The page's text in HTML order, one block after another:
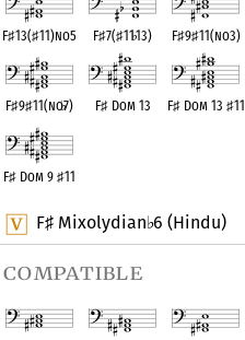
F♯13(♯11)no5 F♯7(♯11♭13) F♯9♯11(no3)
F♯9♯11(no♭7) F♯Dom 13 F♯Dom 13 ♯11
F♯ Dom 9♯11
F♯ Mixolydian♭6 (Hindu)
compatible